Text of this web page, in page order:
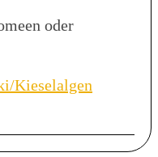
oder
Kieselalgen